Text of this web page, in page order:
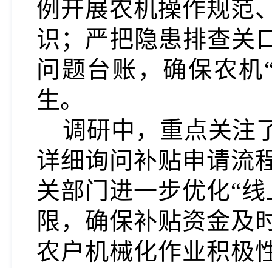
例开展农机操作规范
识；严把隐患排查关
问题台账，确保农
生。
调研中，重点关注
详细询问补贴申请流
关部门进一步优化“
限，确保补贴资金及
农户机械化作业积极